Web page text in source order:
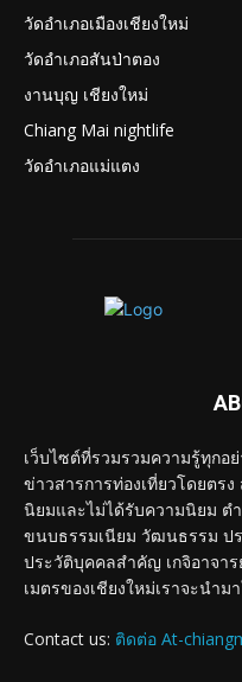
วัดอำเภอเมืองเชียงใหม่
วัดอำเภอสันป่าตอง
งานบุญ เชียงใหม่
Chiang Mai nightlife
วัดอำเภอแม่แตง
เว็บไซต์ที่รวมรวมความรู้ทุกอ
ข่าวสารการท่องเที่ยวโดยตร
นิยมและไม่ได้รับความนิยม ต
ขนบธรรมเนียม วัฒนธรรม ป
ประวัติบุคคลสำคัญ เกจิอาจา
เมตรของเชียงใหม่เราจะนำ
Contact us: ติดต่อ At-